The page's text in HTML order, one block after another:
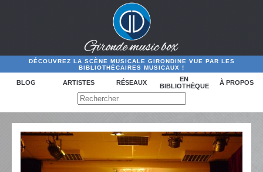
DÉCOUVREZ LA SCÈNE MUSICALE GIRONDINE VUE PAR LES
BIBLIOTHÉCAIRES MUSICAUX !
BLOG ARTISTES RÉSEAUX
EN
BIBLIOTHÈQUE
À PROPOS